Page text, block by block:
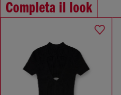
Completa il look